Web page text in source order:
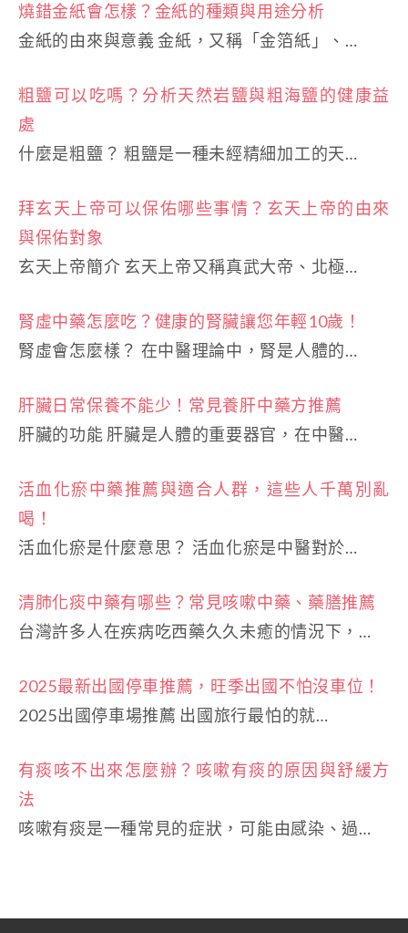
燒錯金紙會怎樣？金紙的種類與用途分析
金紙的由來與意義 金紙，又稱「金箔紙」、…
粗鹽可以吃嗎？分析天然岩鹽與粗海鹽的健康益
處
什麼是粗鹽？ 粗鹽是一種未經精細加工的天…
拜玄天上帝可以保佑哪些事情？玄天上帝的由來
與保佑對象
玄天上帝簡介 玄天上帝又稱真武大帝、北極…
腎虛中藥怎麼吃？健康的腎臟讓您年輕10歲！
腎虛會怎麼樣？ 在中醫理論中，腎是人體的…
肝臟日常保養不能少！常見養肝中藥方推薦
肝臟的功能 肝臟是人體的重要器官，在中醫…
活血化瘀中藥推薦與適合人群，這些人千萬別亂
喝！
活血化瘀是什麼意思？ 活血化瘀是中醫對於…
清肺化痰中藥有哪些？常見咳嗽中藥、藥膳推薦
台灣許多人在疾病吃西藥久久未癒的情況下，…
2025最新出國停車推薦，旺季出國不怕沒車位！
2025出國停車場推薦 出國旅行最怕的就…
有痰咳不出來怎麼辦？咳嗽有痰的原因與舒緩方
法
咳嗽有痰是一種常見的症狀，可能由感染、過…